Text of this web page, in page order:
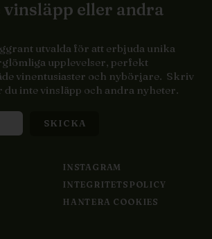
vinsläpp eller andra
utvalda för att erbjuda unika
upplevelser, perfekt
vinentusiaster och nybörjare. Skriv
du inte vinsläpp och andra nyheter.
INSTAGRAM
INTEGRITETSPOLICY
HANTERA COOKIES